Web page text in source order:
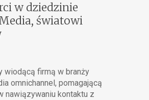
w dziedzinie
światowi
wiodącą firmą w branży
omnichannel, pomagającą
nawiązywaniu kontaktu z